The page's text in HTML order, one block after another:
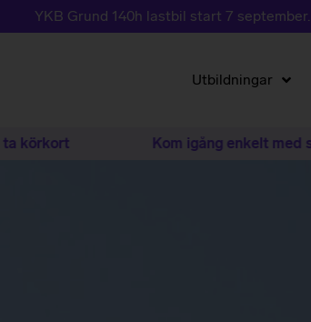
YKB Grund 140h lastbil start 7 september.
Utbildningar
Kom igång enkelt med startpaket